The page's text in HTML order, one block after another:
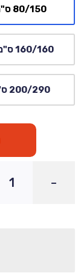
80/150 ס"מ - XS
160/160 ס"מ - ריבוע
200/290 ס"מ - XL
-